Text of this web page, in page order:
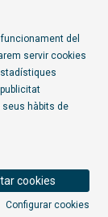
del
servir cookies
hàbits de
cookies
Configurar cookies